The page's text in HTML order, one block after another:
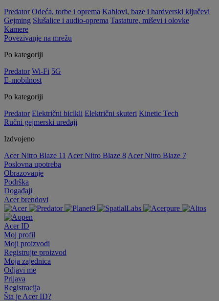
Predator Odeća, torbe i oprema Kablovi, baze i hardverski ključevi
Gejming Slušalice i audio-oprema Tastature, miševi i olovke
Kamere
Povezivanje na mrežu
Po kategoriji
Predator Wi-Fi 5G
E-mobilnost
Po kategoriji
Predator Električni bicikli Električni skuteri Kinetic Tech
Ručni gejmerski uređaji
Izdvojeno
Acer Nitro Blaze 11 Acer Nitro Blaze 8 Acer Nitro Blaze 7
Poslovna upotreba
Obrazovanje
Podrška
Događaji
Acer brendovi
Acer ID
Moj profil
Moji proizvodi
Registrujte proizvod
Moja zajednica
Odjavi me
Prijava
Registracija
Šta je Acer ID?